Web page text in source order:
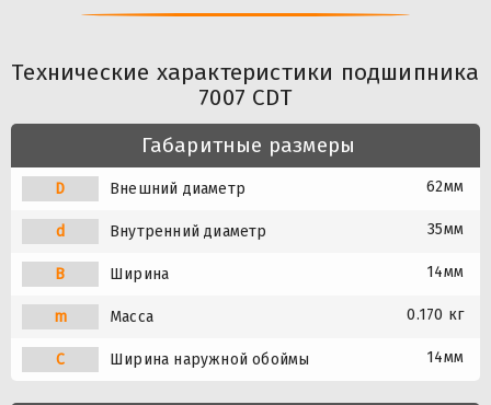
Технические характеристики подшипника
7007 CDT
Габаритные размеры
D Внешний диаметр 62мм
d Внутренний диаметр 35мм
B Ширина 14мм
m Масса 0.170 кг
C Ширина наружной обоймы 14мм